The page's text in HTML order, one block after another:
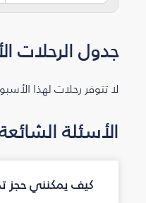
جدول الرحلات
لا تتوفر رحلات لهذا
الأسئلة
كيف يمكنني حجز